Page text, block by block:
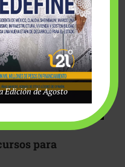
para
Edición de Agosto